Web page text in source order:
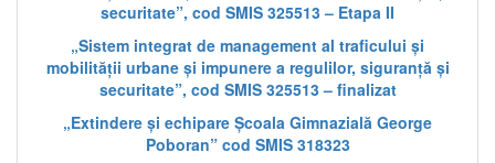
securitate”, cod SMIS 325513 – Etapa II
„Sistem integrat de management al traficului și
mobilității urbane și impunere a regulilor, siguranță și
securitate”, cod SMIS 325513 – finalizat
„Extindere și echipare Școala Gimnazială George
Poboran” cod SMIS 318323